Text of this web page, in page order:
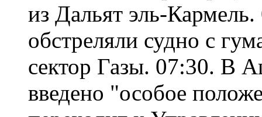
из Дальят эль-
обстреляли судно с
сектор Газы. 07:30. В
введено "особое